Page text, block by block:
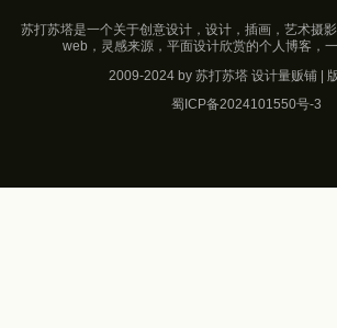
苏打苏塔是一个关于创意设计，设计，插画，艺术摄
web，灵感来源，平面设计欣赏的个人博客，
2009-2024 by 苏打苏塔 设计量贩铺 |
蜀ICP备2024101550号-3